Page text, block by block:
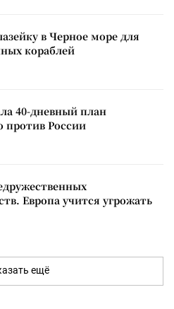
в Черное море для
кораблей
40-дневный план
против России
Европа учится угрожать
ещё